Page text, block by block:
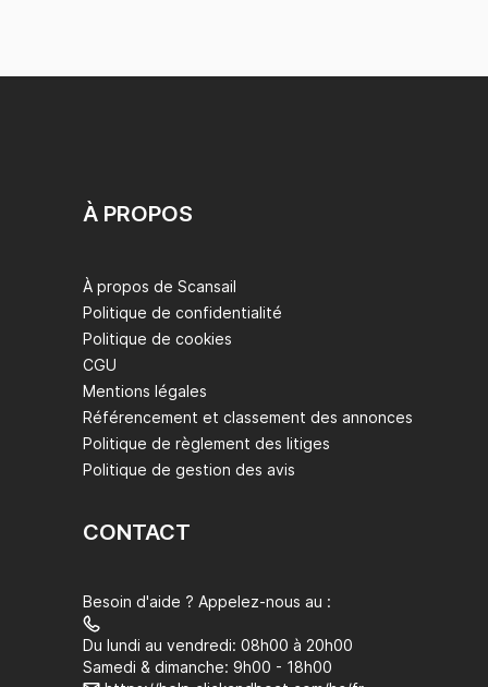
À PROPOS
À propos de Scansail
Politique de confidentialité
Politique de cookies
CGU
Mentions légales
Référencement et classement des annonces
Politique de règlement des litiges
Politique de gestion des avis
CONTACT
Besoin d'aide ? Appelez-nous au :
Du lundi au vendredi: 08h00 à 20h00
Samedi & dimanche: 9h00 - 18h00